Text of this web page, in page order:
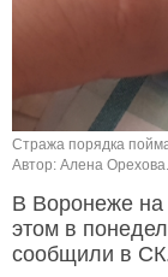
Стража порядка
Автор: Алена Орехова.
В Воронеже на
этом в
сообщили в